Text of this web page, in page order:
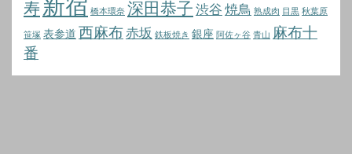
寿 新宿 橋本環奈 深田恭子 渋谷 焼鳥 熟成肉 目黒 秋葉原
笹塚 表参道 西麻布赤坂 鉄板焼き 銀座 阿佐ヶ谷 青山 麻布十
番